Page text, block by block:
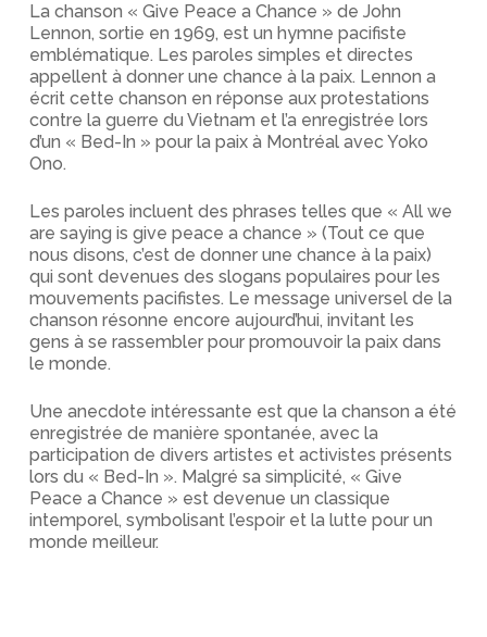
La chanson « Give Peace a Chance » de John
Lennon, sortie en 1969, est un hymne pacifiste
emblématique. Les paroles simples et directes
appellent à donner une chance à la paix. Lennon a
écrit cette chanson en réponse aux protestations
contre la guerre du Vietnam et l’a enregistrée lors
d’un « Bed-In » pour la paix à Montréal avec Yoko
Ono.
Les paroles incluent des phrases telles que « All we
are saying is give peace a chance » (Tout ce que
nous disons, c’est de donner une chance à la paix)
qui sont devenues des slogans populaires pour les
mouvements pacifistes. Le message universel de la
chanson résonne encore aujourd’hui, invitant les
gens à se rassembler pour promouvoir la paix dans
le monde.
Une anecdote intéressante est que la chanson a été
enregistrée de manière spontanée, avec la
participation de divers artistes et activistes présents
lors du « Bed-In ». Malgré sa simplicité, « Give
Peace a Chance » est devenue un classique
intemporel, symbolisant l’espoir et la lutte pour un
monde meilleur.